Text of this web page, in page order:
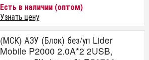
Есть в наличии (оптом)
Узнать цену
(МСК) АЗУ (Блок) без/уп Lider
Mobile P2000 2.0A*2 2USB,